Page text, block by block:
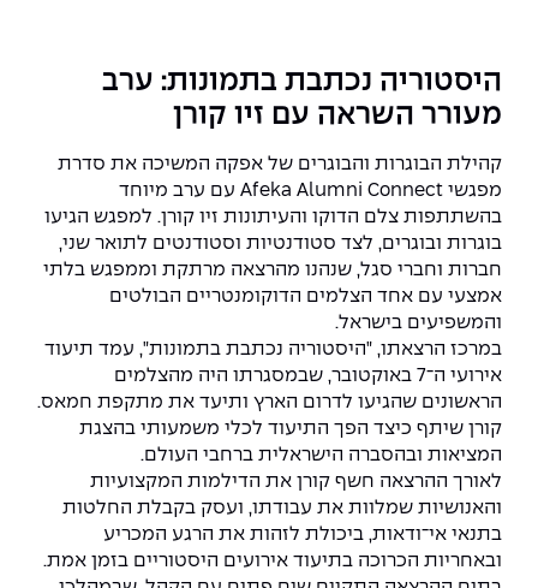
היסטוריה נכתבת בתמונות: ערב
מעורר השראה עם זיו קורן
קהילת הבוגרות והבוגרים של אפקה המשיכה את סדרת
מפגשי Afeka Alumni Connect עם ערב מיוחד
בהשתתפות צלם הדוקו והעיתונות זיו קורן. למפגש הגיעו
בוגרות ובוגרים, לצד סטודנטיות וסטודנטים לתואר שני,
חברות וחברי סגל, שנהנו מהרצאה מרתקת וממפגש בלתי
אמצעי עם אחד הצלמים הדוקומנטריים הבולטים
והמשפיעים בישראל.
במרכז הרצאתו, "היסטוריה נכתבת בתמונות", עמד תיעוד
אירועי ה־7 באוקטובר, שבמסגרתו היה מהצלמים
הראשונים שהגיעו לדרום הארץ ותיעד את מתקפת חמאס.
קורן שיתף כיצד הפך התיעוד לכלי משמעותי בהצגת
המציאות ובהסברה הישראלית ברחבי העולם.
לאורך ההרצאה חשף קורן את הדילמות המקצועיות
והאנושיות שמלוות את עבודתו, ועסק בקבלת החלטות
בתנאי אי־ודאות, ביכולת לזהות את הרגע המכריע
ובאחריות הכרוכה בתיעוד אירועים היסטוריים בזמן אמת.
נהלים, תקנונים וחקיקה
הוגנות מגדרית
לעבוד באפקה
לוח שנה אקדמי
צור קשר
חדשות אפקה
כתבות
תואר שני בהנדסה
הנדסת אנרגיה והספק
הנדסה וניהול
הנדסת מערכות
הנדסה רפואית
מערכות תבוניות AI
יחידות לימוד אקדמיות
דקאנט הסטודנטים
מרכז קריירה
ספרייה
אגודת הסטודנטים
מעטפת תמיכה למשרתות ולמשרתים
מעטפת חוסן
אופק – מרכזים לפיתוח מיומנויות
מסלול ישיר לתואר ראשון
מידע למועמד תואר שני
הרשמה און ליין
שאלות ותשובות
מלגות ע״ב נתוני קבלה
תנאי קבלה - הנדסה
למה לעשות תואר שני באפקה?
המרכז לאנרגיה מתחדשת ובת קיימא
המרכז למחקר יישומי בעיבוד שפה וקול
המרכז להנדסת חומרים ותהליכים
מרכז ICSGen.AI
כנסים
Skills & Tech
כנסי פיתוח הון אנושי לאומי בהנדסה
כנס עיבוד דיבור